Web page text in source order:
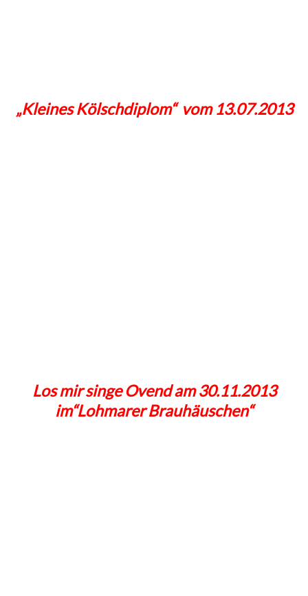
„Kleines Kölschdiplom“ vom 13.07.2013
Los mir singe Ovend am 30.11.2013
im“Lohmarer Brauhäuschen“